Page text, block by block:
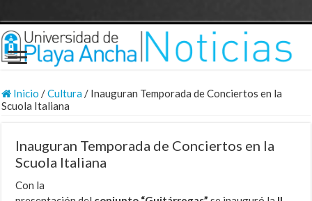
Inicio /Cultura/ Inauguran Temporada de Conciertos en la
Scuola Italiana
Inauguran Temporada de Conciertos en la
Scuola Italiana
Con la